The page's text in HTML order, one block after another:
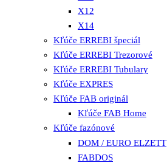
X12
X14
Kľúče ERREBI špeciál
Kľúče ERREBI Trezorové
Kľúče ERREBI Tubulary
Kľúče EXPRES
Kľúče FAB originál
Kľúče FAB Home
Kľúče fazónové
DOM / EURO ELZETT
FABDOS